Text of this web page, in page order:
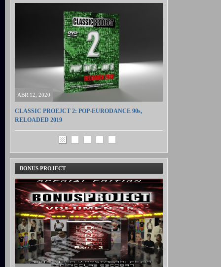
ABR 12, 2020
CLASSIC PROEJCT 2: POP-EURODANCE 90s,
RELOADED 2019
BONUS PROJECT